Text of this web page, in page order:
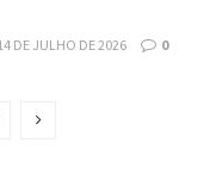
14 DE JULHO DE 2026 0